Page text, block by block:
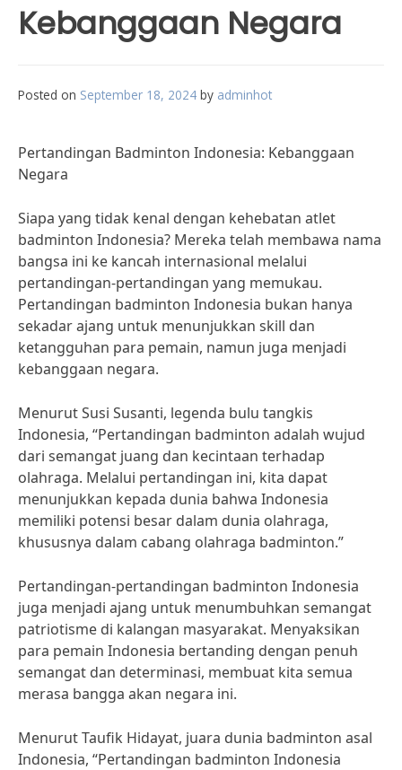
Kebanggaan Negara
Posted on September 18, 2024 by adminhot
Pertandingan Badminton Indonesia: Kebanggaan
Negara
Siapa yang tidak kenal dengan kehebatan atlet
badminton Indonesia? Mereka telah membawa nama
bangsa ini ke kancah internasional melalui
pertandingan-pertandingan yang memukau.
Pertandingan badminton Indonesia bukan hanya
sekadar ajang untuk menunjukkan skill dan
ketangguhan para pemain, namun juga menjadi
kebanggaan negara.
Menurut Susi Susanti, legenda bulu tangkis
Indonesia, “Pertandingan badminton adalah wujud
dari semangat juang dan kecintaan terhadap
olahraga. Melalui pertandingan ini, kita dapat
menunjukkan kepada dunia bahwa Indonesia
memiliki potensi besar dalam dunia olahraga,
khususnya dalam cabang olahraga badminton.”
Pertandingan-pertandingan badminton Indonesia
juga menjadi ajang untuk menumbuhkan semangat
patriotisme di kalangan masyarakat. Menyaksikan
para pemain Indonesia bertanding dengan penuh
semangat dan determinasi, membuat kita semua
merasa bangga akan negara ini.
Menurut Taufik Hidayat, juara dunia badminton asal
Indonesia, “Pertandingan badminton Indonesia